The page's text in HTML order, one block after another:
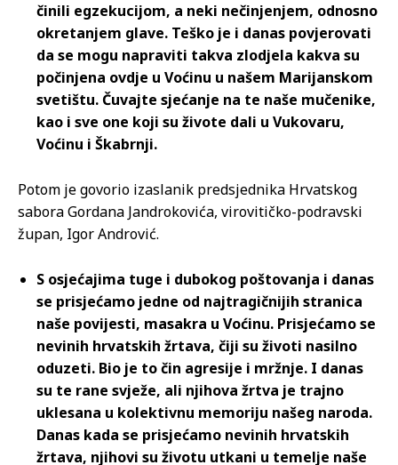
činili egzekucijom, a neki nečinjenjem, odnosno
okretanjem glave. Teško je i danas povjerovati
da se mogu napraviti takva zlodjela kakva su
počinjena ovdje u Voćinu u našem Marijanskom
svetištu. Čuvajte sjećanje na te naše mučenike,
kao i sve one koji su živote dali u Vukovaru,
Voćinu i Škabrnji.
Potom je govorio izaslanik predsjednika Hrvatskog
sabora Gordana Jandrokovića, virovitičko-podravski
župan, Igor Andrović.
S osjećajima tuge i dubokog poštovanja i danas
se prisjećamo jedne od najtragičnijih stranica
naše povijesti, masakra u Voćinu. Prisjećamo se
nevinih hrvatskih žrtava, čiji su životi nasilno
oduzeti. Bio je to čin agresije i mržnje. I danas
su te rane svježe, ali njihova žrtva je trajno
uklesana u kolektivnu memoriju našeg naroda.
Danas kada se prisjećamo nevinih hrvatskih
žrtava, njihovi su životu utkani u temelje naše